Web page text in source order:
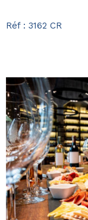
Réf : 3162 CR